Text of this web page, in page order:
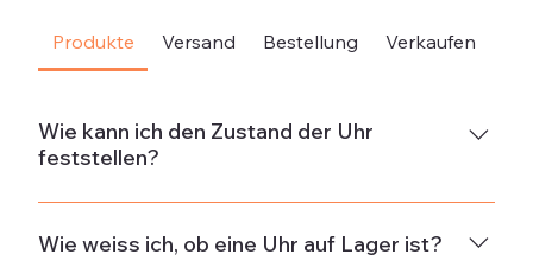
Produkte Versand Bestellung Verkaufen
Wie kann ich den Zustand der Uhr
feststellen?
NeuDie Uhr ist neu und weist keine Gebrauchsspuren
auf.Neuwertig & ungetragenDie Uhr ist in neuwertigem
Wie weiss ich, ob eine Uhr auf Lager ist?